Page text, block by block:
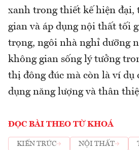
xanh trong thiết kế hiện đại,
gian và áp dụng nội thất tối
trọng, ngôi nhà nghỉ dưỡng
không gian sống lý tưởng
thị đông đúc mà còn là ví dụ
dụng năng lượng và thân
ĐỌC BÀI THEO TỪ KHOÁ
KIẾN TRÚC NỘI THẤT